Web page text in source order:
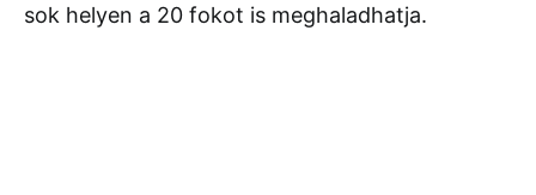
sok helyen a 20 fokot is meghaladhatja.